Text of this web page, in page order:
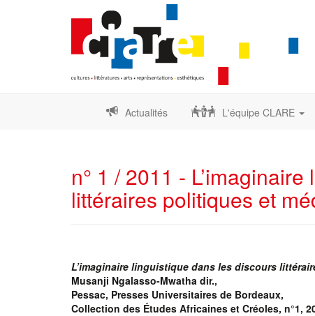
Actualités L'équipe CLARE
n° 1 / 2011 -
littéraires politiques et
L’imaginaire linguistique dans les discours
Musanji Ngalasso-Mwatha dir.,
Pessac, Presses Universitaires de Bordeaux,
Collection des Études Africaines et Créoles, n°1,